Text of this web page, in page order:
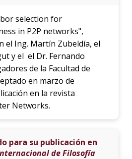
selection for
in P2P networks",
el Ing. Martín Zubeldía, el
y el el Dr. Fernando
de la Facultad de
en marzo de
en la revista
Networks.
para su publicación en
de Filosofía